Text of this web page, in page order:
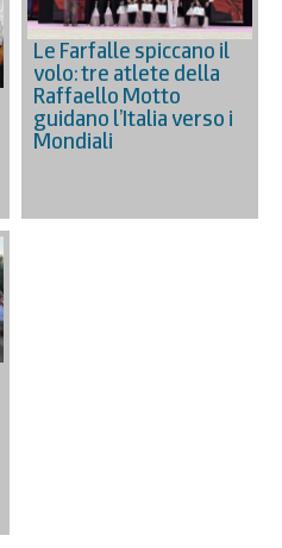
Le Farfalle spiccano il
volo: tre atlete della
Raffaello Motto
guidano l’Italia verso i
Mondiali